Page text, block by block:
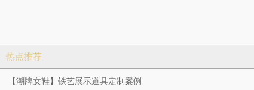
热点推荐
【潮牌女鞋】铁艺展示道具定制案例